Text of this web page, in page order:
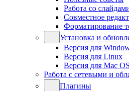
Работа со
Совместное
Форматирование
Установка и
Версия для
Версия для Linux
Версия для Mac OS
Работа с сетевыми и
Плагины